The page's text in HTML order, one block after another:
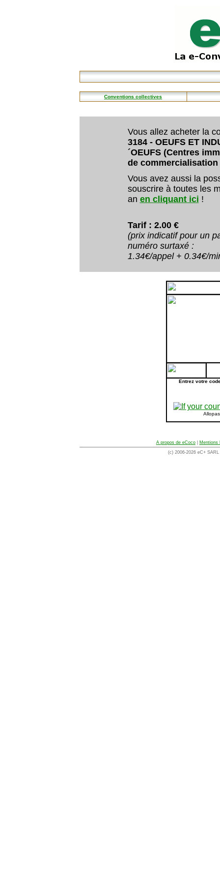
Conventions collectives
Vous allez acheter la
3184 - OEUFS ET
´OEUFS (Centres
de
Vous avez aussi la
souscrire à toutes les
an en cliquant ici !
Tarif : 2.00 €
(prix indicatif pour un
numéro surtaxé :
1.34€/appel + 0.34€/
Entrez votre
A propos de eCoco
Mentions
(c) 2006-2026 eC+